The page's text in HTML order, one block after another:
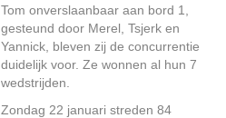
Tom onverslaanbaar aan bord 1,
gesteund door Merel, Tsjerk en
Yannick, bleven zij de concurrentie
duidelijk voor. Ze wonnen al hun 7
wedstrijden.
Zondag 22 januari streden 84